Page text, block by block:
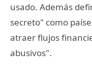
usado. Además
secreto" como
atraer flujos
abusivos".